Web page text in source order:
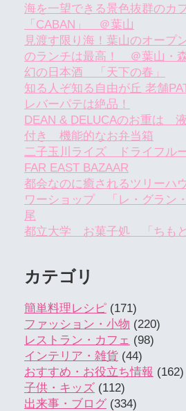
海を一望できる景色抜群のカ
「CABAN」 ＠葉山
見渡す限り海！葉山のオープ
のランチは最高！ ＠葉山・
幻の日本酒 「天下の春」
知る人ぞ知る自由が丘 老舗
レバーパテは絶品！
DEAN & DELUCAのお重は
付き 機能的なお弁当箱
二子玉川ライズ ドライフル
FAR EAST BAZAAR
都会なのに癒されるツリーハ
ワーショップ 「レ・グラン
尾
都立大学 お菓子処 「ちも
カテゴリ
簡単料理レシピ (171)
ファッション・小物 (220)
レストラン・カフェ (98)
インテリア・雑貨 (44)
おすすめ・お役立ち情報 (162)
子供・キッズ (112)
出来事・ブログ (334)